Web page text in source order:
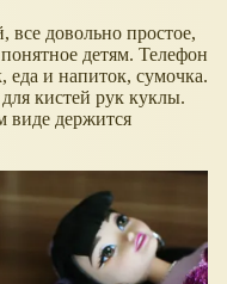
все довольно простое,
детям. Телефон
еда и напиток, сумочка.
кистей рук куклы.
виде держится